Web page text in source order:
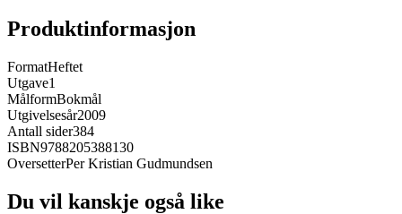
Produktinformasjon
FormatHeftet
Utgave1
MålformBokmål
Utgivelsesår2009
Antall sider384
ISBN9788205388130
OversetterPer Kristian Gudmundsen
Du vil kanskje også like